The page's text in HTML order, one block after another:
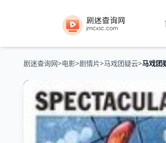
剧迷查询网>电影>剧情片>马戏团疑云>马戏团